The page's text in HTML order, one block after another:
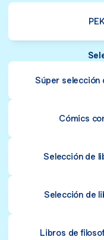
Súper selección
Cómics
Selección de
Selección de
Libros de